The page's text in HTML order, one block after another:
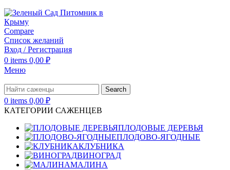
Compare
Список желаний
Вход / Регистрация
0 items 0,00 ₽
Меню
Search
0 items 0,00 ₽
КАТЕГОРИИ САЖЕНЦЕВ
ПЛОДОВЫЕ ДЕРЕВЬЯ
ПЛОДОВО-ЯГОДНЫЕ
КЛУБНИКА
ВИНОГРАД
МАЛИНА